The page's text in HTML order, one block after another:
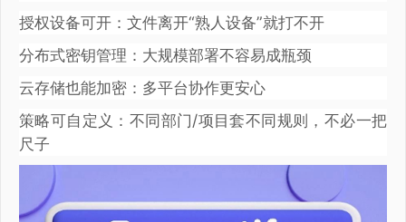
授权设备可开：文件离开“熟人设备”就打不开
分布式密钥管理：大规模部署不容易成瓶颈
云存储也能加密：多平台协作更安心
策略可自定义：不同部门/项目套不同规则，不必一把
尺子